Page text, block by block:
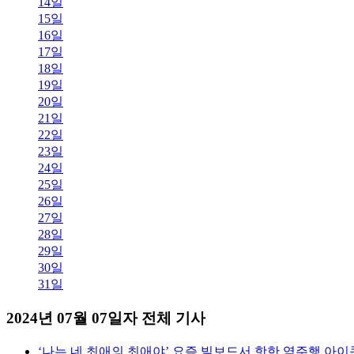
15일
16일
17일
18일
19일
20일
21일
22일
23일
24일
25일
26일
27일
28일
29일
30일
31일
2024년 07월 07일자 전체 기사
‘나는 네 최애의 최애야’ 요즘 빌보드서 핫한 역주행 아